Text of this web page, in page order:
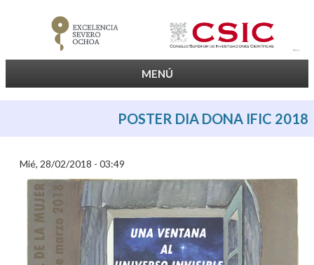
MENÚ
POSTER DIA DONA IFIC 2018
Mié, 28/02/2018 - 03:49